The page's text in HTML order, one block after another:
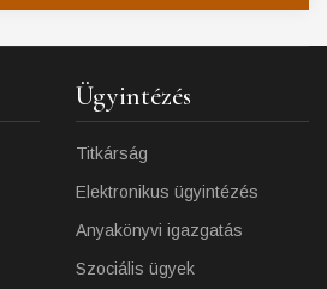
Ügyintézés
Titkárság
Elektronikus ügyintézés
Anyakönyvi igazgatás
Szociális ügyek